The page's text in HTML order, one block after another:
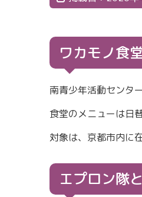
ワカモノ食
南青少年活動センタ
食堂のメニューは日
対象は、京都市内に
エプロン隊